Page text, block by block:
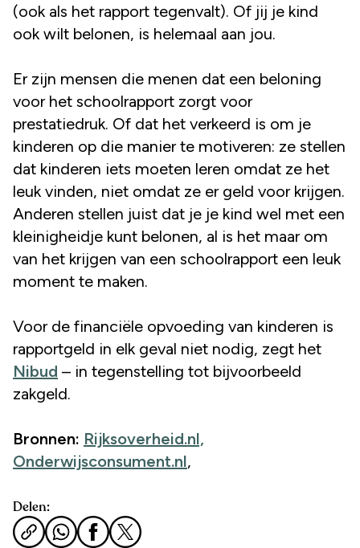
(ook als het rapport tegenvalt). Of jij je kind
ook wilt belonen, is helemaal aan jou.
Er zijn mensen die menen dat een beloning
voor het schoolrapport zorgt voor
prestatiedruk. Of dat het verkeerd is om je
kinderen op die manier te motiveren: ze stellen
dat kinderen iets moeten leren omdat ze het
leuk vinden, niet omdat ze er geld voor krijgen.
Anderen stellen juist dat je je kind wel met een
kleinigheidje kunt belonen, al is het maar om
van het krijgen van een schoolrapport een leuk
moment te maken.
Voor de financiële opvoeding van kinderen is
rapportgeld in elk geval niet nodig, zegt het
Nibud – in tegenstelling tot bijvoorbeeld
zakgeld.
Bronnen: Rijksoverheid.nl,
Onderwijsconsument.nl,
Delen: